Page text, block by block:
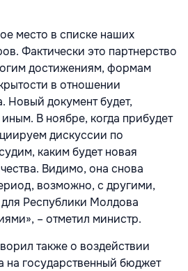
место в списке наших
Фактически это партнерство
достижениям, формам
в отношении
Новый документ будет,
В ноябре, когда прибудет
дискуссии по
каким будет новая
Видимо, она снова
возможно, с другими,
Республики Молдова
– отметил министр.
также о воздействии
на государственный бюджет